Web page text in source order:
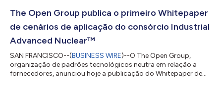
Data Platform, versão 1.0, foi projetado para ajudar as
organizações a gerenciar, acessar e usar melhor os...
The Open Group publica o primeiro Whitepaper
de cenários de aplicação do consórcio Industrial
Advanced Nuclear™
SAN FRANCISCO--(BUSINESS WIRE)--O The Open Group,
organização de padrões tecnológicos neutra em relação a
fornecedores, anunciou hoje a publicação do Whitepaper de